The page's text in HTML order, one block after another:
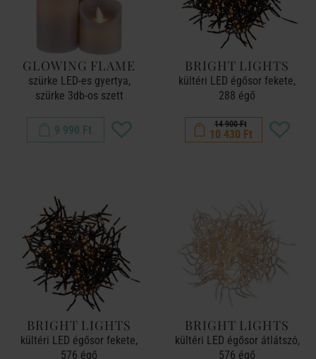
GLOWING FLAME
szürke LED-es gyertya,
szürke 3db-os szett
9 990 Ft
BRIGHT LIGHTS
kültéri LED égősor fekete,
288 égő
14 900 Ft
10 430 Ft
BRIGHT LIGHTS
kültéri LED égősor fekete,
576 égő
BRIGHT LIGHTS
kültéri LED égősor átlátszó,
576 égő